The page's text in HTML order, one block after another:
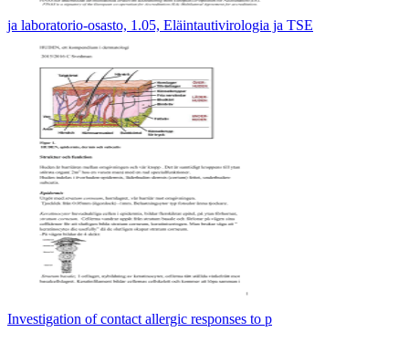
ja laboratorio-osasto, 1.05, Eläintautivirologia ja TSE
Investigation of contact allergic responses to p